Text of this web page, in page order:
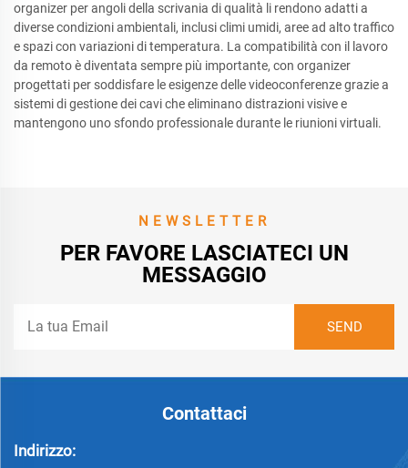
organizer per angoli della scrivania di qualità li rendono adatti a
diverse condizioni ambientali, inclusi climi umidi, aree ad alto traffico
e spazi con variazioni di temperatura. La compatibilità con il lavoro
da remoto è diventata sempre più importante, con organizer
progettati per soddisfare le esigenze delle videoconferenze grazie a
sistemi di gestione dei cavi che eliminano distrazioni visive e
mantengono uno sfondo professionale durante le riunioni virtuali.
NEWSLETTER
PER FAVORE LASCIATECI UN
MESSAGGIO
Contattaci
Indirizzo: